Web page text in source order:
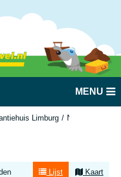
MENU
Limburg Noorbeek
Lijst Kaart